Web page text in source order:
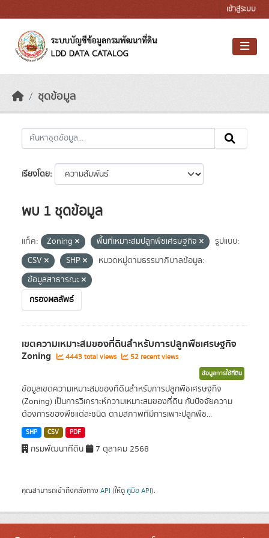
เข้าสู่ระบบ
ชุดข้อมูล
เรียงโดย
พบ 1 ชุดข้อมูล
แท็ค: Zoning พื้นที่เหมาะสมปลูกพืชเศรษฐกิจ
รูปแบบ:
CSV
SHP
หมวดหมู่ตามธรรมาภิบาลข้อมูล:
ข้อมูลสาธารณะ
กรองผลลัพธ์
เขตความเหมาะสมของที่ดินสำหรับการปลูกพืชเศรษฐกิจ
Zoning 4443 total views 52 recent views
ข้อมูลการใช้ที่ดิน
ข้อมูลเขตความเหมาะสมของที่ดินสำหรับการปลูกพืชเศรษฐกิจ
(Zoning) เป็นการวิเคราะห์ความเหมาะสมของที่ดิน กับปัจจัยความ
ต้องการของพืชแต่ละชนิด ตามสภาพที่มีการเพาะปลูกพืช...
SHP CSV PDF
กรมพัฒนาที่ดิน 7 ตุลาคม 2568
คุณสามารถเข้าถึงคลังทาง API (ให้ดู คู่มือ API).